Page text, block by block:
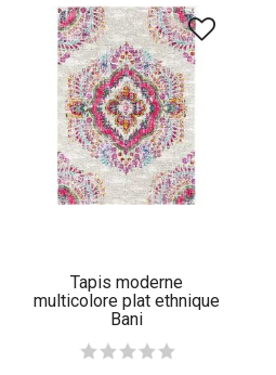
Tapis moderne
multicolore plat ethnique
Bani